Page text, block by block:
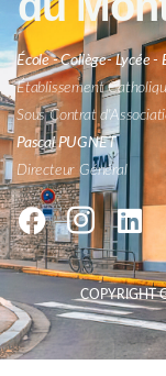
École - Collège- Lycée -
Établissement
Sous Contrat
Pascal PUGNET
Directeur Général
COPYRIGHT